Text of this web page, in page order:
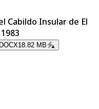
Cabildo Insular de El
DOCX18.82 MB